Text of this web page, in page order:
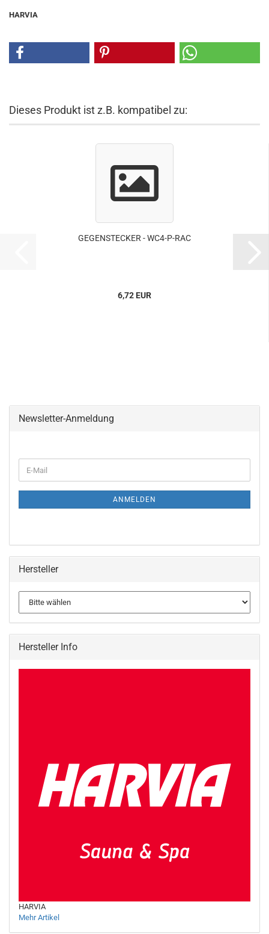
HARVIA
Dieses Produkt ist z.B. kompatibel zu:
GEGENSTECKER - WC4-P-RAC
6,72 EUR
Newsletter-Anmeldung
ZUR
E-
Mail
ANMELDEN
Hersteller
Hersteller Info
HARVIA
Mehr Artikel